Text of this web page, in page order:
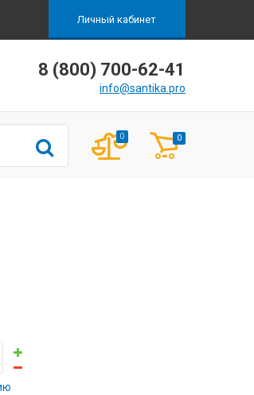
Личный кабинет
8 (800) 700-62-41
info@santika.pro
0 0